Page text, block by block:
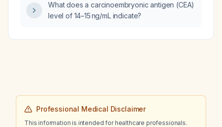
history, CT showing a large right pleural
effusion with pleural thickening and plaques,
cytology for malignant cells, what is the next
What does a carcinoembryonic antigen (CEA)
level of 14–15 ng/mL indicate?
Professional Medical Disclaimer
This information is intended for healthcare professionals.